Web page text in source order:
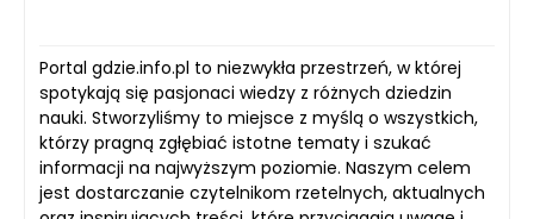
Portal gdzie.info.pl to niezwykła przestrzeń, w której
spotykają się pasjonaci wiedzy z różnych dziedzin
nauki. Stworzyliśmy to miejsce z myślą o wszystkich,
którzy pragną zgłębiać istotne tematy i szukać
informacji na najwyższym poziomie. Naszym celem
jest dostarczanie czytelnikom rzetelnych, aktualnych